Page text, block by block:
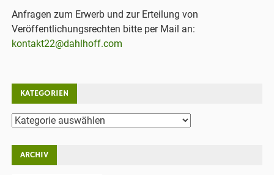
Anfragen zum Erwerb und zur Erteilung von
Veröffentlichungsrechten bitte per Mail an:
kontakt22@dahlhoff.com
KATEGORIEN
Kategorien
ARCHIV